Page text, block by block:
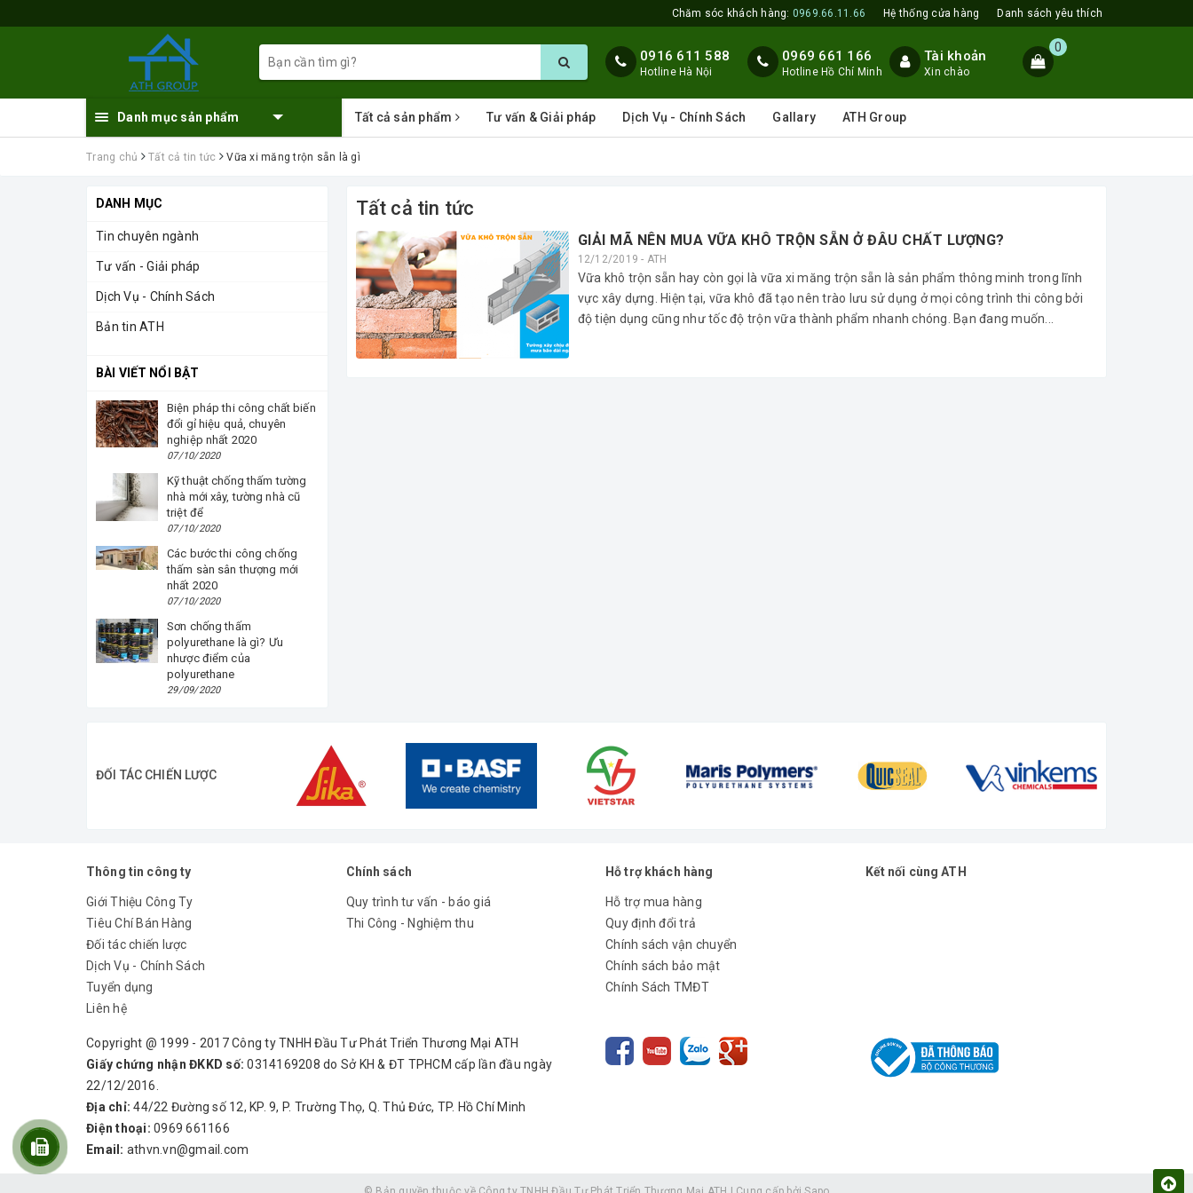
Chăm sóc khách hàng: 0969.66.11.66 Hệ thống cửa hàng Danh sách yêu thích
0916 611 588
Hotline Hà Nội
0969 661 166
Hotline Hồ Chí Minh
Tài khoản
Xin chào
0
Danh mục sản phẩm Tất cả sản phẩm Tư vấn & Giải pháp Dịch Vụ - Chính Sách Gallary ATH Group
Trang chủ Tất cả tin tức Vữa xi măng trộn sẵn là gì
Tất cả tin tức
GIẢI MÃ NÊN MUA VỮA KHÔ TRỘN SẴN Ở ĐÂU CHẤT LƯỢNG?
12/12/2019 - ATH
Vữa khô trộn sẵn hay còn gọi là vữa xi măng trộn sẵn là sản phẩm thông minh trong lĩnh
vực xây dựng. Hiện tại, vữa khô đã tạo nên trào lưu sử dụng ở mọi công trình thi công bởi
độ tiện dụng cũng như tốc độ trộn vữa thành phẩm nhanh chóng. Bạn đang muốn...
DANH MỤC
Tin chuyên ngành
Tư vấn - Giải pháp
Dịch Vụ - Chính Sách
Bản tin ATH
BÀI VIẾT NỔI BẬT
Biện pháp thi công chất biến
đổi gỉ hiệu quả, chuyên
nghiệp nhất 2020
07/10/2020
Kỹ thuật chống thấm tường
nhà mới xây, tường nhà cũ
triệt để
07/10/2020
Các bước thi công chống
thấm sàn sân thượng mới
nhất 2020
07/10/2020
Sơn chống thấm
polyurethane là gì? Ưu
nhược điểm của
polyurethane
29/09/2020
ĐỐI TÁC CHIẾN LƯỢC
Thông tin công ty
Giới Thiệu Công Ty
Tiêu Chí Bán Hàng
Đối tác chiến lược
Dịch Vụ - Chính Sách
Tuyển dụng
Liên hệ
Chính sách
Quy trình tư vấn - báo giá
Thi Công - Nghiệm thu
Hỗ trợ khách hàng
Hỗ trợ mua hàng
Quy định đổi trả
Chính sách vận chuyển
Chính sách bảo mật
Chính Sách TMĐT
Kết nối cùng ATH
Copyright @ 1999 - 2017 Công ty TNHH Đầu Tư Phát Triển Thương Mại ATH
Giấy chứng nhận ĐKKD số: 0314169208 do Sở KH & ĐT TPHCM cấp lần đầu ngày
22/12/2016.
Địa chỉ: 44/22 Đường số 12, KP. 9, P. Trường Thọ, Q. Thủ Đức, TP. Hồ Chí Minh
Điện thoại: 0969 661166
Email: athvn.vn@gmail.com